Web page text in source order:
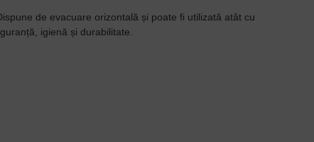
de evacuare orizontală și poate fi utilizată atât cu
igienă și durabilitate.